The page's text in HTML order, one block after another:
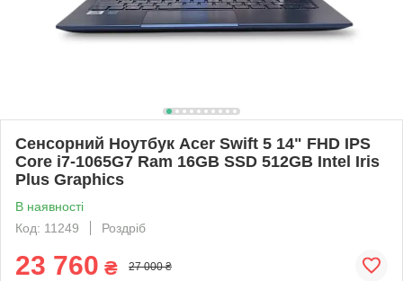
Сенсорний Ноутбук Acer Swift 5 14" FHD IPS
Core i7-1065G7 Ram 16GB SSD 512GB Intel Iris
Plus Graphics
В наявності
Код: 11249
Роздріб
23 760 ₴ 27 000 ₴